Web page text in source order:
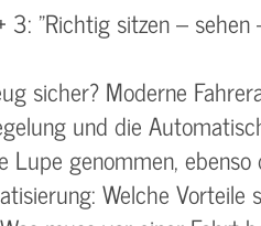
3: "Richtig sitzen –
sicher? Moderne
und die
Lupe genommen,
Welche